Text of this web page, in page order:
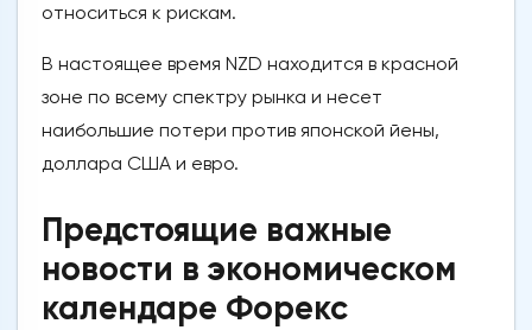
относиться к рискам.
В настоящее время NZD находится в красной
зоне по всему спектру рынка и несет
наибольшие потери против японской йены,
доллара США и евро.
Предстоящие важные
новости в экономическом
календаре Форекс